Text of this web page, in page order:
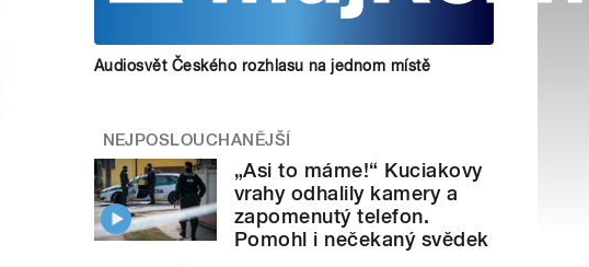
Audiosvět Českého rozhlasu na jednom místě
NEJPOSLOUCHANĚJŠÍ
„Asi to máme!“ Kuciakovy
vrahy odhalily kamery a
zapomenutý telefon.
Pomohl i nečekaný svědek